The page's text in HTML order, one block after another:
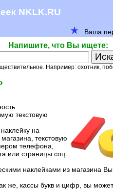
NKLK.RU
Напишите, что Вы ищете:
Например: охотник,
текстовую
на
текстовую
телефона,
или страницы соц.
наклейками из магазина
же, кассы букв и цифр, вы